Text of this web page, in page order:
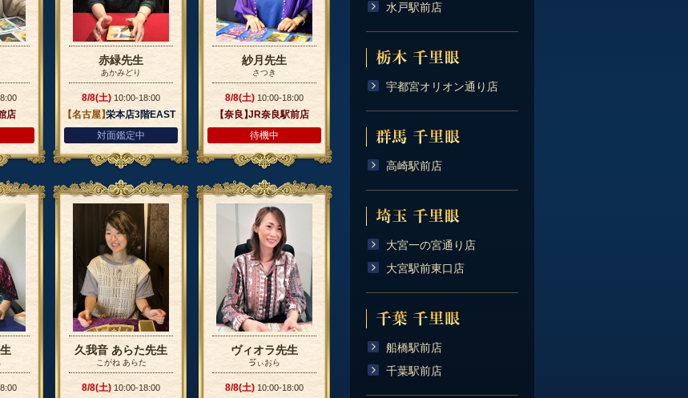
店
赤緑先生
あかみどり
8/8(土) 10:00-18:00
【名古屋】栄本店3階EAST
対面鑑定中
紗月先生
さつき
8/8(土) 10:00-18:00
【奈良】JR奈良駅前店
待機中
久我音 あらた先生
こがね あらた
8/8(土) 10:00-18:00
ヴィオラ先生
ゔぃおら
8/8(土) 10:00-18:00
水戸駅前店
宇都宮オリオン通り店
高崎駅前店
大宮一の宮通り店
大宮駅前東口店
船橋駅前店
千葉駅前店